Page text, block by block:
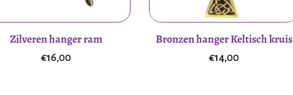
Zilveren hanger ram
€16,00
Bronzen hanger Keltisch kruis
€14,00